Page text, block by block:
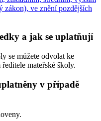
zákon), ve znění pozdějších
a jak se uplatňují
se můžete odvolat ke
mateřské školy.
v případě